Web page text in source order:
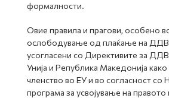
формалности.
Овие правила и прагови, особено
ослободување од плаќање на ДДВ
усогласени со Директивите за ДДВ
Унија и Република Македонија како
членство во ЕУ и во согласност со
програма за усвојување на